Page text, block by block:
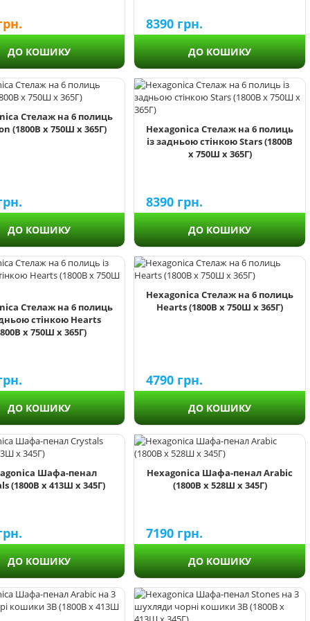
ДО КОШИКУ
8390 грн.
ДО КОШИКУ
Стелаж на 6 полиць
(1800В х 750Ш х 365Г)
ДО КОШИКУ
Hexagonica Стелаж на 6 полиць
із задньою стінкою Stars (1800В
х 750Ш х 365Г)
8390 грн.
ДО КОШИКУ
Стелаж на 6 полиць
стінкою Hearts
х 750Ш х 365Г)
ДО КОШИКУ
Hexagonica Стелаж на 6 полиць
Hearts (1800В х 750Ш х 365Г)
4790 грн.
ДО КОШИКУ
Шафа-пенал
(1800В х 413Ш х 345Г)
ДО КОШИКУ
Hexagonica Шафа-пенал Arabic
(1800В х 528Ш х 345Г)
7190 грн.
ДО КОШИКУ